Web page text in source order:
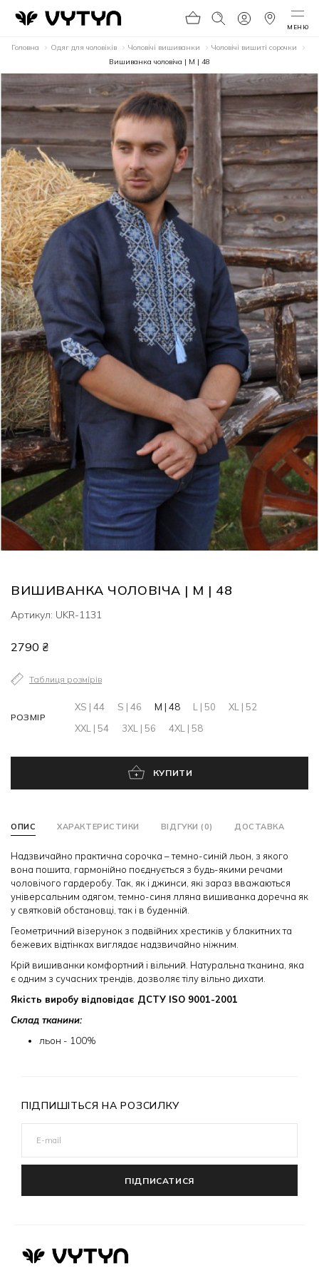
МЕНЮ
Головна Одяг для чоловіків Чоловічі вишиванки
Чоловічі вишиті сорочки
Вишиванка чоловіча | M | 48
ВИШИВАНКА ЧОЛОВІЧА | M | 48
Артикул: UKR-1131
2790 ₴
Таблиця розмірів
РОЗМІР
XS | 44 S | 46 M | 48 L | 50
XL | 52
XXL | 54
3XL | 56 4XL | 58
КУПИТИ
ОПИС ХАРАКТЕРИСТИКИ ВІДГУКИ (0) ДОСТАВКА
Надзвичайно практична сорочка – темно-синій льон, з якого
вона пошита, гармонійно поєднується з будь-якими речами
чоловічого гардеробу. Так, як і джинси, які зараз вважаються
універсальним одягом, темно-синя лляна вишиванка доречна як
у святковій обстановці, так і в буденній.
Геометричний візерунок з подвійних хрестиків у блакитних та
бежевих відтінках виглядає надзвичайно ніжним.
Крій вишиванки комфортний і вільний. Натуральна тканина, яка
є одним з сучасних трендів, дозволяє тілу вільно дихати.
Якість виробу відповідає ДСТУ ISO 9001-2001
Склад тканини:
льон - 100%
ПІДПИШІТЬСЯ НА РОЗСИЛКУ
ПІДПИСАТИСЯ